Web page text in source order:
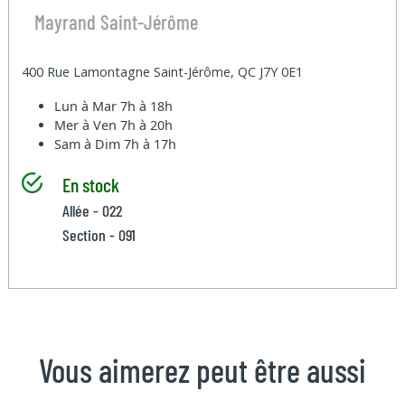
Mayrand Saint-Jérôme
400 Rue Lamontagne Saint-Jérôme, QC J7Y 0E1
Lun à Mar7h à 18h
Mer à Ven7h à 20h
Sam à Dim7h à 17h
En stock
Allée - 022
Section - 091
Vous aimerez peut être aussi